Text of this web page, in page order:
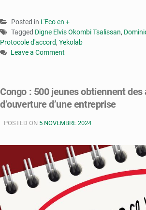
Posted in L'Eco en +
Tagged Digne Elvis Okombi Tsalissan,
Protocole d'accord, Yekolab
Leave a Comment
300
porteurs
projets
formés
Congo : 500 jeunes obtiennent
d’ouverture d’une entreprise
POSTED ON 5 NOVEMBRE 2024